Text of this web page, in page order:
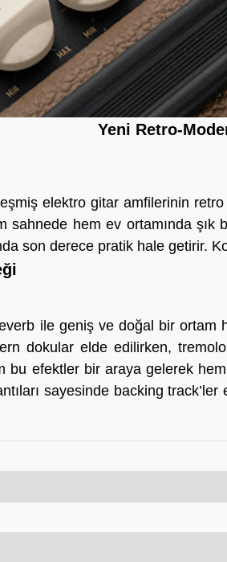
Yeni Retro-
elektro gitar amfilerinin
sahnede hem ev ortamında
son derece pratik hale getirir.
ile geniş ve doğal bir
dokular elde edilirken,
bu efektler bir araya gelerek
sayesinde backing